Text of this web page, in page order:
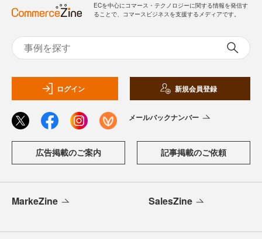
ECを中心にコマース・テクノロジーに関する情報を発信す
ることで、コマースビジネスを支援するメディアです。
ログイン 新規会員登録
メールバックナンバー
広告掲載のご案内 記事掲載のご依頼
MarkeZine SalesZine